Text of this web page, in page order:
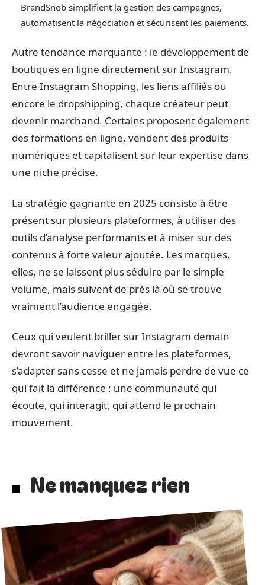
BrandSnob simplifient la gestion des campagnes,
automatisent la négociation et sécurisent les paiements.
Autre tendance marquante : le développement de
boutiques en ligne directement sur Instagram.
Entre Instagram Shopping, les liens affiliés ou
encore le dropshipping, chaque créateur peut
devenir marchand. Certains proposent également
des formations en ligne, vendent des produits
numériques et capitalisent sur leur expertise dans
une niche précise.
La stratégie gagnante en 2025 consiste à être
présent sur plusieurs plateformes, à utiliser des
outils d’analyse performants et à miser sur des
contenus à forte valeur ajoutée. Les marques,
elles, ne se laissent plus séduire par le simple
volume, mais suivent de près là où se trouve
vraiment l’audience engagée.
Ceux qui veulent briller sur Instagram demain
devront savoir naviguer entre les plateformes,
s’adapter sans cesse et ne jamais perdre de vue ce
qui fait la différence : une communauté qui
écoute, qui interagit, qui attend le prochain
mouvement.
Ne manquez rien